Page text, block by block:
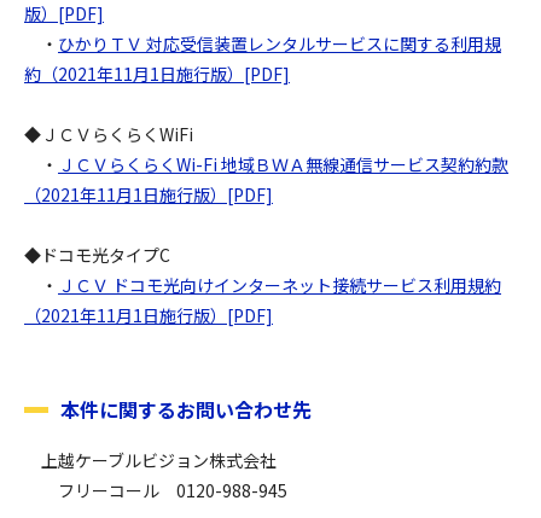
版）[PDF]
・ ひかりＴＶ 対応受信装置レンタルサービスに関する利用規
約（2021年11月1日施行版）[PDF]
◆ＪＣＶらくらくWiFi
・ ＪＣＶらくらくWi-Fi 地域ＢＷＡ無線通信サービス契約約款
（2021年11月1日施行版）[PDF]
◆ドコモ光タイプC
・ ＪＣＶ ドコモ光向けインターネット接続サービス利用規約
（2021年11月1日施行版）[PDF]
本件に関するお問い合わせ先
上越ケーブルビジョン株式会社
フリーコール 0120-988-945